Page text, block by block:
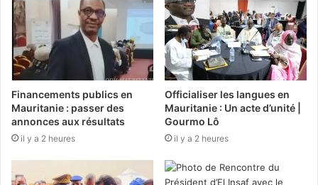
Financements publics en
Mauritanie : passer des
annonces aux résultats
il y a 2 heures
Officialiser les langues en
Mauritanie : Un acte d’unité |
Gourmo Lô
il y a 2 heures